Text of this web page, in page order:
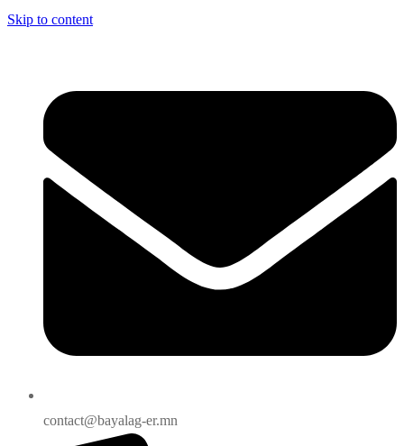
Skip to content
contact@bayalag-er.mn